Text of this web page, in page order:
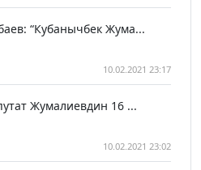
“Кубанычбек Жума...
10.02.2021 23:17
Жумалиевдин 16 ...
10.02.2021 23:02